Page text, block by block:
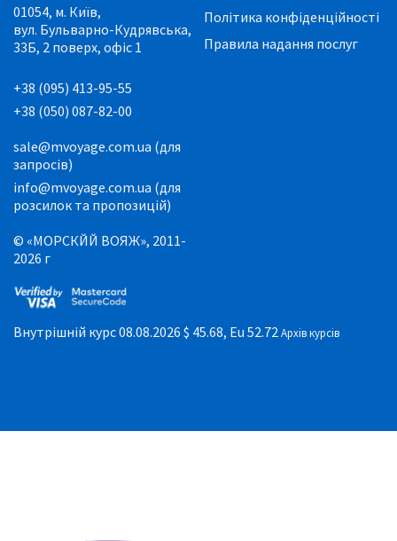
01054, м. Київ,
вул. Бульварно-Кудрявська,
33Б, 2 поверх, офіс 1
+38 (095) 413-95-55
+38 (050) 087-82-00
sale@mvoyage.com.ua (для
запросів)
info@mvoyage.com.ua (для
розсилок та пропозицій)
© «МОРСКЙЙ ВОЯЖ», 2011-
2026 г
Політика конфіденційності
Правила надання послуг
Внутрішній курс 08.08.2026 $ 45.68, Eu 52.72 Архів курсів